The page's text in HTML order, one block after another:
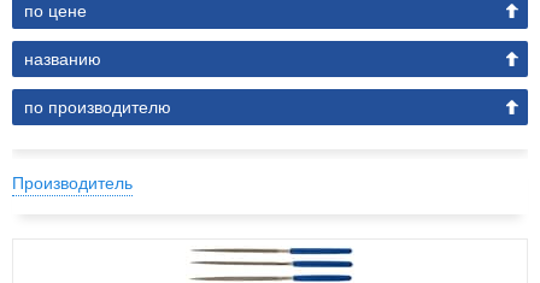
по цене
названию
по производителю
Производитель